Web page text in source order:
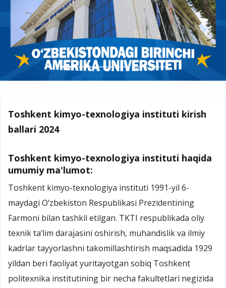
Toshkent kimyo-texnologiya instituti kirish
ballari 2024
Toshkent kimyo-texnologiya instituti haqida
umumiy ma'lumot:
Toshkent kimyo-texnologiya instituti 1991-yil 6-
maydagi O‘zbekiston Respublikasi Prezidentining
Farmoni bilan tashkil etilgan. TKTI respublikada oliy
texnik ta’lim darajasini oshirish, muhandislik va ilmiy
kadrlar tayyorlashni takomillashtirish maqsadida 1929
yildan beri faoliyat yuritayotgan sobiq Toshkent
politexnika institutining bir necha fakultetlari negizida